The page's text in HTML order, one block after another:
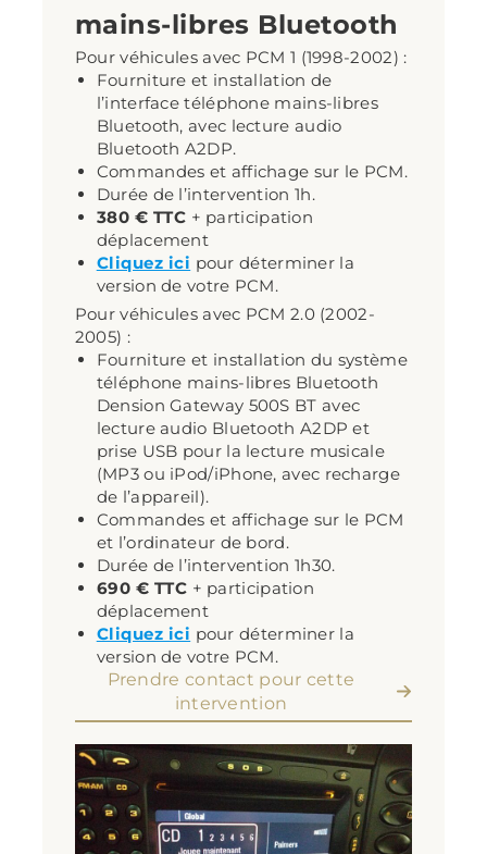
mains-libres Bluetooth
Pour véhicules avec PCM 1 (1998-2002) :
Fourniture et installation de
l’interface téléphone mains-libres
Bluetooth, avec lecture audio
Bluetooth A2DP.
Commandes et affichage sur le PCM.
Durée de l’intervention 1h.
380 € TTC + participation
déplacement
Cliquez ici pour déterminer la
version de votre PCM.
Pour véhicules avec PCM 2.0 (2002-
2005) :
Fourniture et installation du système
téléphone mains-libres Bluetooth
Dension Gateway 500S BT avec
lecture audio Bluetooth A2DP et
prise USB pour la lecture musicale
(MP3 ou iPod/iPhone, avec recharge
de l’appareil).
Commandes et affichage sur le PCM
et l’ordinateur de bord.
Durée de l’intervention 1h30.
690 € TTC + participation
déplacement
Cliquez ici pour déterminer la
version de votre PCM.
Prendre contact pour cette
intervention